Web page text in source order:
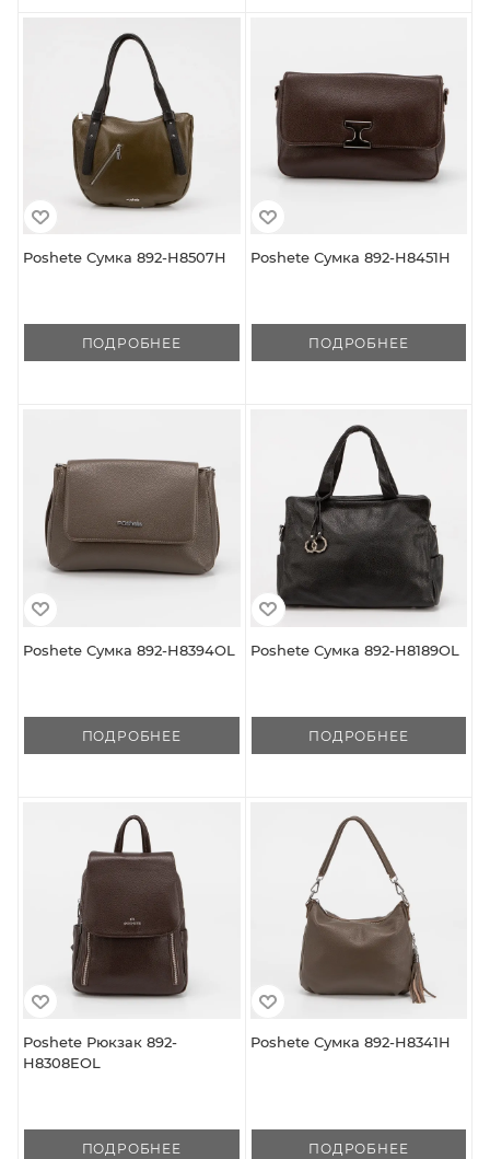
Poshete Сумка 892-H8507H
ПОДРОБНЕЕ
Poshete Сумка 892-H8451H
ПОДРОБНЕЕ
Poshete Сумка 892-H8394OL
ПОДРОБНЕЕ
Poshete Сумка 892-H8189OL
ПОДРОБНЕЕ
Poshete Рюкзак 892-
H8308EOL
ПОДРОБНЕЕ
Poshete Сумка 892-H8341H
ПОДРОБНЕЕ